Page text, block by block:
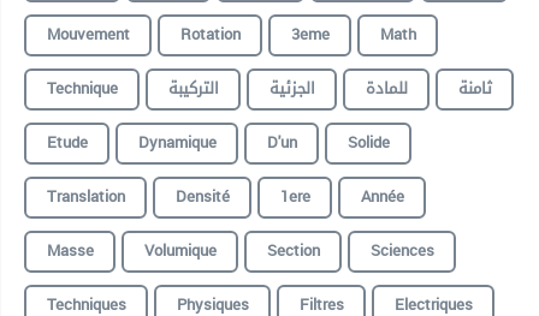
Mouvement
Rotation 3eme
Math
Technique
التركيبة الجزئية للمادة
ثامنة
Etude
Dynamique D'un
Solide
Translation
Densité 1ere
Année
Masse
Volumique Section
Sciences
Techniques
Physiques Filtres Electriques